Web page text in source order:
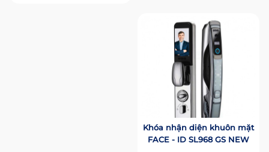
Khóa nhận diện khuôn mặt
FACE - ID SL968 GS NEW